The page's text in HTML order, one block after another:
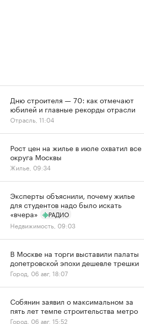
Дню строителя — 70: как отмечают
юбилей и главные рекорды отрасли
Отрасль, 11:04
Рост цен на жилье в июле охватил все
округа Москвы
Жилье, 09:34
Эксперты объяснили, почему жилье
для студентов надо было искать
«вчера»
РАДИО
Недвижимость, 09:03
В Москве на торги выставили палаты
допетровской эпохи дешевле трешки
Город, 06 авг, 18:07
Собянин заявил о максимальном за
пять лет темпе строительства метро
Город, 06 авг, 15:52